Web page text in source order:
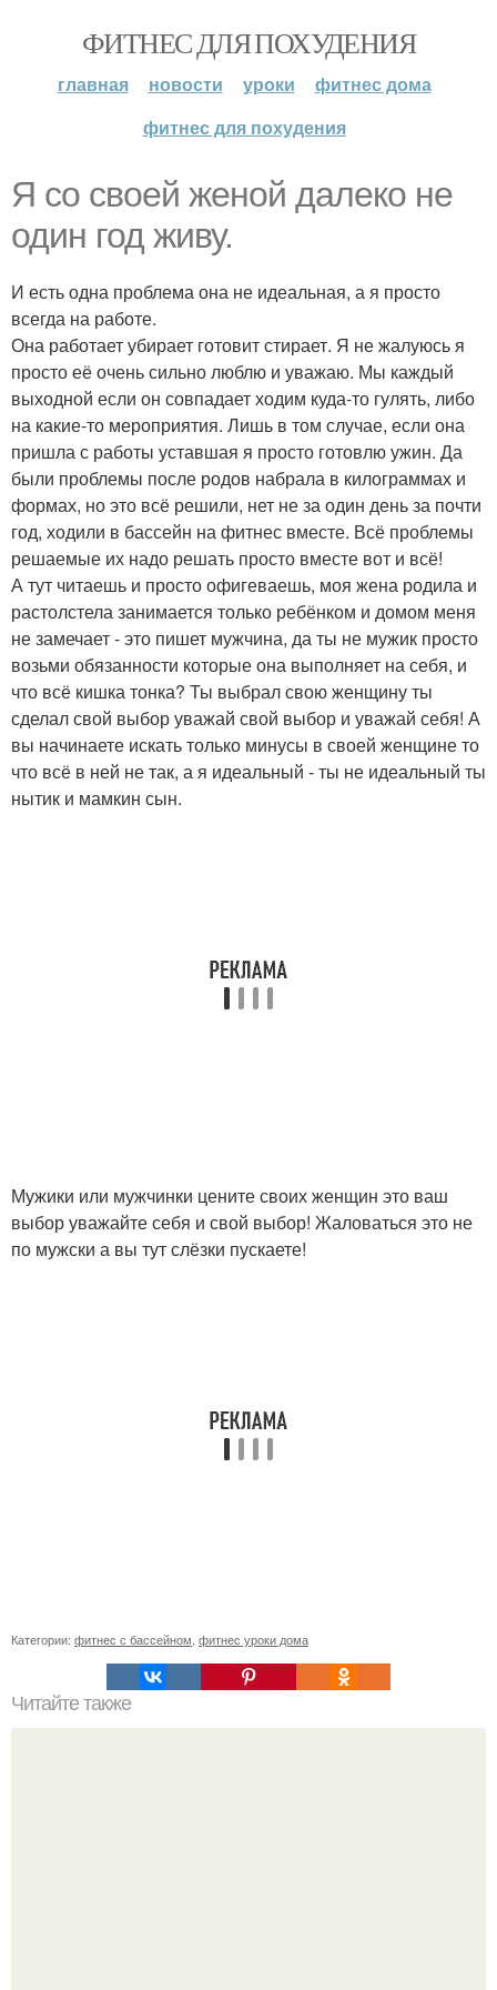
ФИТНЕС ДЛЯ ПОХУДЕНИЯ
главная новости уроки
фитнес дома
фитнес для похудения
Я со своей женой далеко не
один год живу.
И есть одна проблема она не идеальная, а я просто
всегда на работе.
Она работает убирает готовит стирает. Я не жалуюсь я
просто её очень сильно люблю и уважаю. Мы каждый
выходной если он совпадает ходим куда-то гулять, либо
на какие-то мероприятия. Лишь в том случае, если она
пришла с работы уставшая я просто готовлю ужин. Да
были проблемы после родов набрала в килограммах и
формах, но это всё решили, нет не за один день за почти
год, ходили в бассейн на фитнес вместе. Всё проблемы
решаемые их надо решать просто вместе вот и всё!
А тут читаешь и просто офигеваешь, моя жена родила и
растолстела занимается только ребёнком и домом меня
не замечает - это пишет мужчина, да ты не мужик просто
возьми обязанности которые она выполняет на себя, и
что всё кишка тонка? Ты выбрал свою женщину ты
сделал свой выбор уважай свой выбор и уважай себя! А
вы начинаете искать только минусы в своей женщине то
что всё в ней не так, а я идеальный - ты не идеальный ты
нытик и мамкин сын.
Мужики или мужчинки цените своих женщин это ваш
выбор уважайте себя и свой выбор! Жаловаться это не
по мужски а вы тут слёзки пускаете!
Категории: фитнес с бассейном фитнес уроки дома
Читайте также